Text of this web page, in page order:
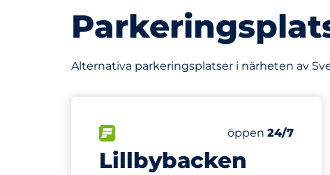
Alternativa parkeringsplatser i närheten av
Lillbybacken
Antal
Totalt antal
Fredag&nbsp
öppen 24/7
155 m